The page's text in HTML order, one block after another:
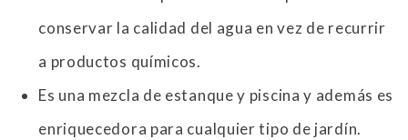
conservar la calidad del agua en vez de recurrir
a productos químicos.
Es una mezcla de estanque y piscina y además es
enriquecedora para cualquier tipo de jardín.